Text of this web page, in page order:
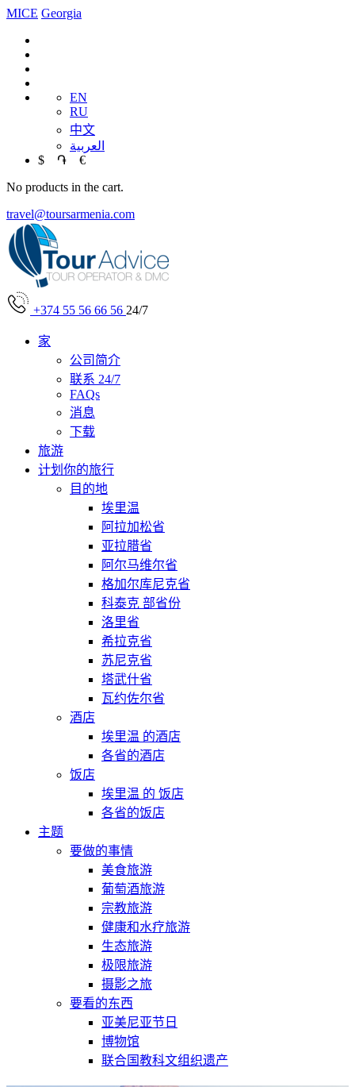
MICE Georgia
EN
RU
中文
العربية
$
֏
€
No products in the cart.
travel@toursarmenia.com
+374 55 56 66 56 24/7
家
公司简介
联系 24/7
FAQs
消息
下载
旅游
计划你的旅行
目的地
埃里温
阿拉加松省
亚拉腊省
阿尔马维尔省
格加尔库尼克省
科泰克 部省份
洛里省
希拉克省
苏尼克省
塔武什省
瓦约佐尔省
酒店
埃里温 的酒店
各省的酒店
饭店
埃里温 的 饭店
各省的饭店
主题
要做的事情
美食旅游
葡萄酒旅游
宗教旅游
健康和水疗旅游
生态旅游
极限旅游
摄影之旅
要看的东西
亚美尼亚节日
博物馆
联合国教科文组织遗产